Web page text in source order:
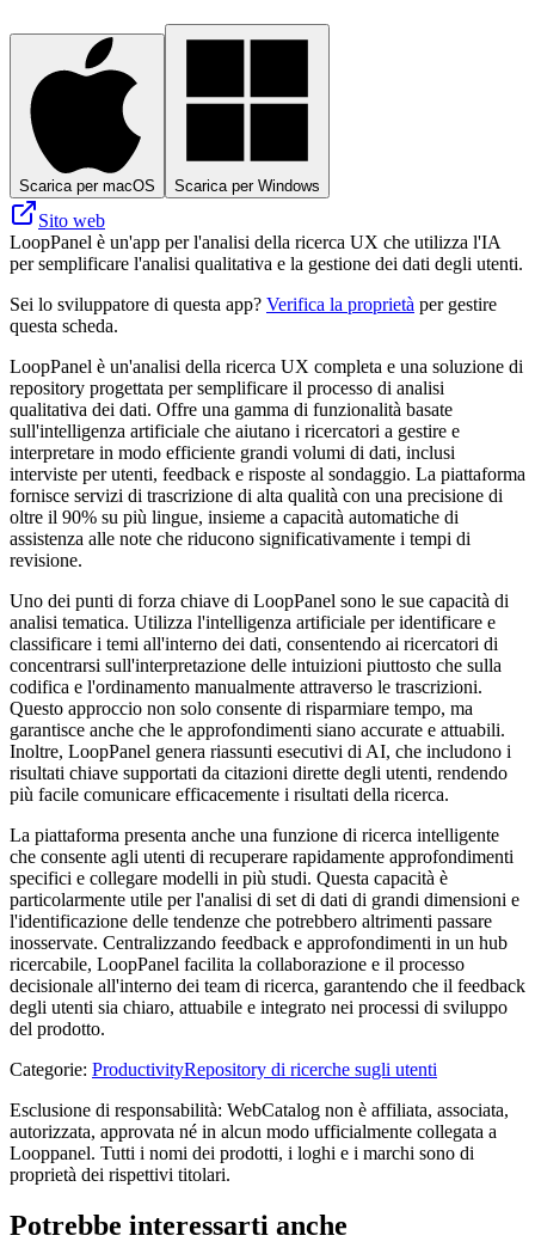
Scarica per macOS Scarica per Windows
Sito web
LoopPanel è un'app per l'analisi della ricerca UX che utilizza l'IA
per semplificare l'analisi qualitativa e la gestione dei dati degli utenti.
Sei lo sviluppatore di questa app? Verifica la proprietà per gestire
questa scheda.
LoopPanel è un'analisi della ricerca UX completa e una soluzione di
repository progettata per semplificare il processo di analisi
qualitativa dei dati. Offre una gamma di funzionalità basate
sull'intelligenza artificiale che aiutano i ricercatori a gestire e
interpretare in modo efficiente grandi volumi di dati, inclusi
interviste per utenti, feedback e risposte al sondaggio. La piattaforma
fornisce servizi di trascrizione di alta qualità con una precisione di
oltre il 90% su più lingue, insieme a capacità automatiche di
assistenza alle note che riducono significativamente i tempi di
revisione.
Uno dei punti di forza chiave di LoopPanel sono le sue capacità di
analisi tematica. Utilizza l'intelligenza artificiale per identificare e
classificare i temi all'interno dei dati, consentendo ai ricercatori di
concentrarsi sull'interpretazione delle intuizioni piuttosto che sulla
codifica e l'ordinamento manualmente attraverso le trascrizioni.
Questo approccio non solo consente di risparmiare tempo, ma
garantisce anche che le approfondimenti siano accurate e attuabili.
Inoltre, LoopPanel genera riassunti esecutivi di AI, che includono i
risultati chiave supportati da citazioni dirette degli utenti, rendendo
più facile comunicare efficacemente i risultati della ricerca.
La piattaforma presenta anche una funzione di ricerca intelligente
che consente agli utenti di recuperare rapidamente approfondimenti
specifici e collegare modelli in più studi. Questa capacità è
particolarmente utile per l'analisi di set di dati di grandi dimensioni e
l'identificazione delle tendenze che potrebbero altrimenti passare
inosservate. Centralizzando feedback e approfondimenti in un hub
ricercabile, LoopPanel facilita la collaborazione e il processo
decisionale all'interno dei team di ricerca, garantendo che il feedback
degli utenti sia chiaro, attuabile e integrato nei processi di sviluppo
del prodotto.
Categorie: ProductivityRepository di ricerche sugli utenti
Esclusione di responsabilità: WebCatalog non è affiliata, associata,
autorizzata, approvata né in alcun modo ufficialmente collegata a
Looppanel. Tutti i nomi dei prodotti, i loghi e i marchi sono di
proprietà dei rispettivi titolari.
Potrebbe interessarti anche